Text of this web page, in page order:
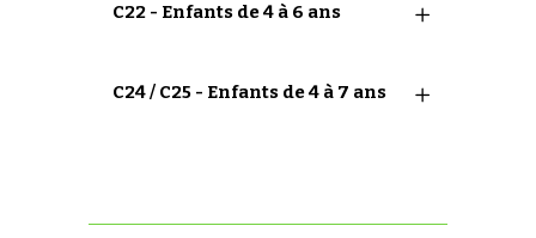
C22 - Enfants de 4 à 6 ans
C24 / C25 - Enfants de 4 à 7 ans